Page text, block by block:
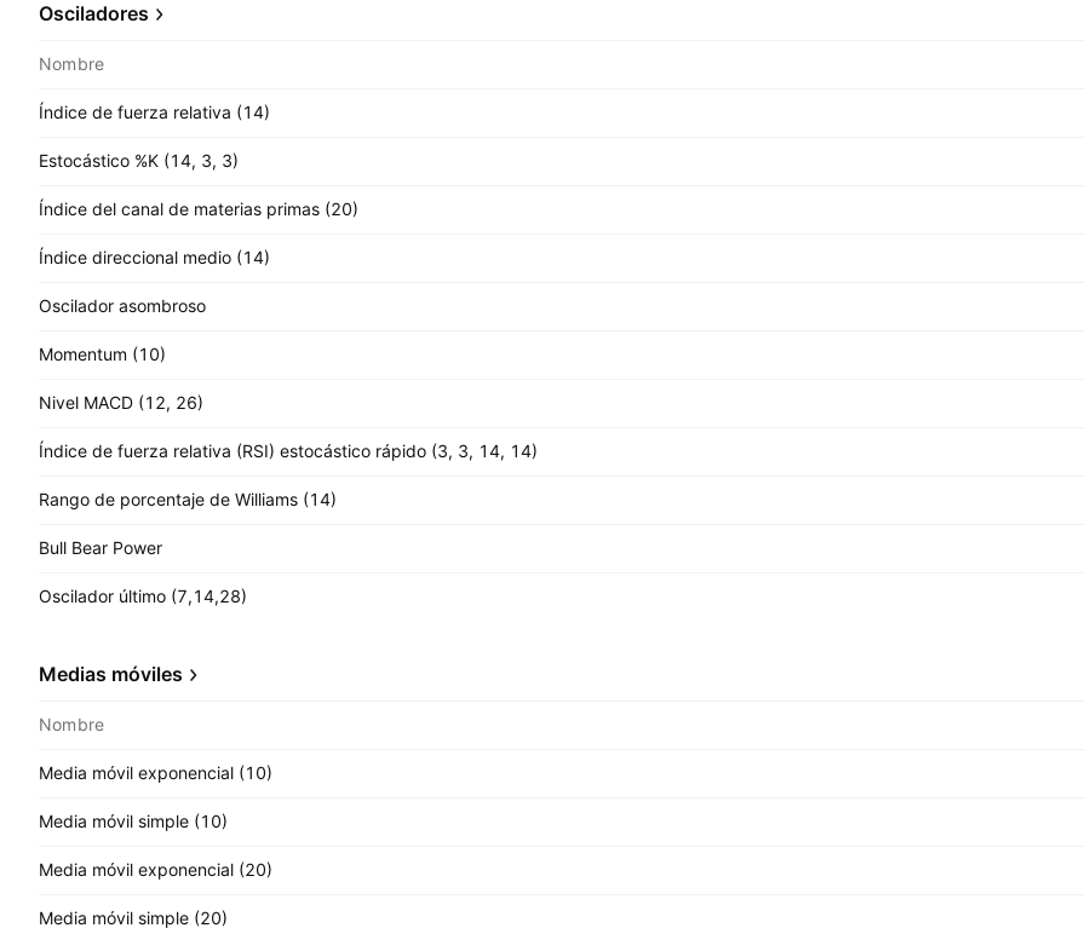
Osciladores
Nombre
Índice de fuerza relativa (14)
Estocástico %K (14, 3, 3)
Índice del canal de materias primas (20)
Índice direccional medio (14)
Oscilador asombroso
Momentum (10)
Nivel MACD (12, 26)
Índice de fuerza relativa (RSI) estocástico rápido (3, 3, 14, 14)
Rango de porcentaje de Williams (14)
Bull Bear Power
Oscilador último (7,14,28)
Medias móviles
Nombre
Media móvil exponencial (10)
Media móvil simple (10)
Media móvil exponencial (20)
Media móvil simple (20)